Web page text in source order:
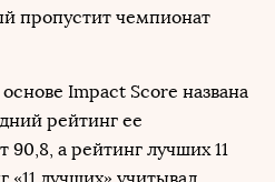
пропустит чемпионат
Impact Score названа
рейтинг ее
90,8, а рейтинг лучших 11